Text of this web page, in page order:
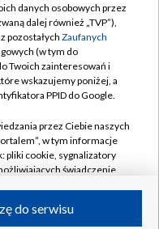
danych osobowych przez
dalej również „TVP”),
pozostałych Zaufanych
(w tym do
Twoich zainteresowań i
wskazujemy poniżej, a
PPID do Google.
przez Ciebie naszych
w tym informacje
pliki cookie, sygnalizatory
świadczenie
do serwisu